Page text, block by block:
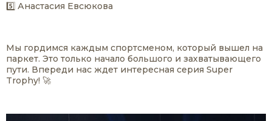
5️⃣ Анастасия Евсюкова
Мы гордимся каждым спортсменом, который вышел на
паркет. Это только начало большого и захватывающего
пути. Впереди нас ждет интересная серия Super
Trophy! 🚀